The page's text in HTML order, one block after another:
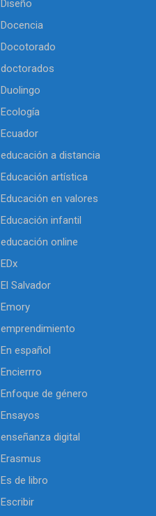
Diseño
Docencia
Docotorado
doctorados
Duolingo
Ecología
Ecuador
educación a distancia
Educación artística
Educación en valores
Educación infantil
educación online
EDx
El Salvador
Emory
emprendimiento
En español
Encierrro
Enfoque de género
Ensayos
enseñanza digital
Erasmus
Es de libro
Escribir